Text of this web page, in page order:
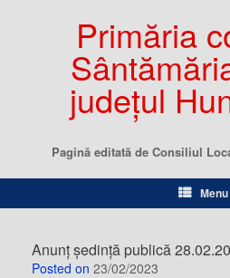
Primăria
județul
Pagină editată de Consiliul
Menu
Anunț ședință publică
Posted on 23/02/2023